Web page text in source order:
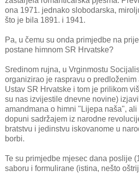
ona 1971. jednako slobodarska,
što je bila 1891. i 1941.
Pa, u čemu su onda primjedbe na
postane himnom SR Hrvatske?
Sredinom rujna, u Vrginmostu
organizirao je raspravu o predloženim
Ustav SR Hrvatske i tom je prilikom
su nas izvijestile dnevne novine)
amandmana o himni "Lijepa naša",
dopuni sadržajem iz narodne
bratstvu i jedinstvu iskovanome u
borbi.
Te su primjedbe mjesec dana poslije
saboru i formulirane (istina, nešto